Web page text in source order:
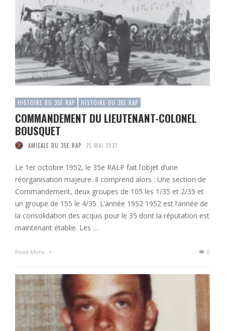
HISTOIRE DU 35E RAP HISTOIRE DU 35E RAP
COMMANDEMENT DU LIEUTENANT-COLONEL
BOUSQUET
AMICALE DU 35E RAP 25 MAI 2021
Le 1er octobre 1952, le 35e RALP fait l’objet d’une
réorganisation majeure. Il comprend alors : Une section de
Commandement, deux groupes de 105 les 1/35 et 2/35 et
un groupe de 155 le 4/35. L’année 1952 1952 est l’année de
la consolidation des acquis pour le 35 dont la réputation est
maintenant établie. Les …
Read More 0